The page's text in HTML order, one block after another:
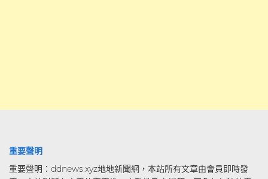
重要聲明
重要聲明：ddnews.xyz地地新聞網，本站所有文章由會員即時發